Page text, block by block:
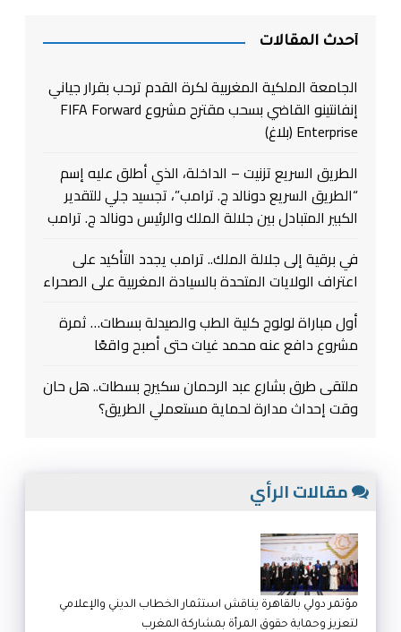
أحدث المقالات
الجامعة الملكية المغربية لكرة القدم ترحب بقرار جياني
إنفانتينو القاضي بسحب مقترح مشروع FIFA Forward
Enterprise (بلاغ)
الطريق السريع تزنيت – الداخلة، الذي أطلق عليه إسم
“الطريق السريع دونالد ج. ترامب”، تجسيد جلي للتقدير
الكبير المتبادل بين جلالة الملك والرئيس دونالد ج. ترامب
في برقية إلى جلالة الملك.. ترامب يجدد التأكيد على
اعتراف الولايات المتحدة بالسيادة المغربية على الصحراء
أول مباراة لولوج كلية الطب والصيدلة بسطات… ثمرة
مشروع دافع عنه محمد غيات حتى أصبح واقعًا
ملتقى طرق بشارع عبد الرحمان سكيرج بسطات.. هل حان
وقت إحداث مدارة لحماية مستعملي الطريق؟
مقالات الرأي
مؤتمر دولي بالقاهرة يناقش استثمار الخطاب الديني والإعلامي
لتعزيز وحماية حقوق المرأة بمشاركة المغرب